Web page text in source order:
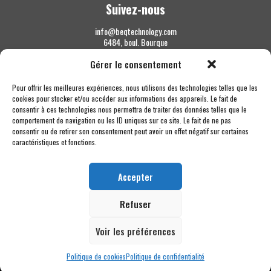
Gérer le consentement
Pour offrir les meilleures expériences, nous utilisons des technologies telles que les
cookies pour stocker et/ou accéder aux informations des appareils. Le fait de
consentir à ces technologies nous permettra de traiter des données telles que le
comportement de navigation ou les ID uniques sur ce site. Le fait de ne pas
consentir ou de retirer son consentement peut avoir un effet négatif sur certaines
caractéristiques et fonctions.
Accepter
Refuser
Voir les préférences
Politique de cookiesPolitique de confidentialité
Suivez-nous
info@beqtechnology.com
6484, boul. Bourque
Sherbrooke QC J1N 1H3
1 844 427-7800
Copyright © 2026 BEQ Technology MC - Tous droits réservés